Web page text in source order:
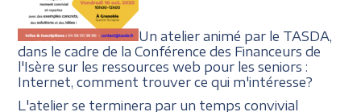
Un atelier animé par le TASDA,
dans le cadre de la Conférence des Financeurs de
l'Isère sur les ressources web pour les seniors :
Internet, comment trouver ce qui m'intéresse?
L'atelier se terminera par un temps convivial